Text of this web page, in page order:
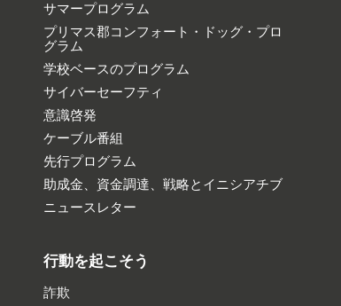
サマープログラム
プリマス郡コンフォート・ドッグ・プロ
グラム
学校ベースのプログラム
サイバーセーフティ
意識啓発
ケーブル番組
先行プログラム
助成金、資金調達、戦略とイニシアチブ
ニュースレター
行動を起こそう
詐欺